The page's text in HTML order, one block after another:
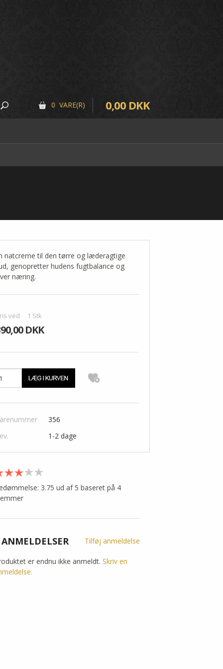
0 VARE(R) 0,00 DKK
natcreme til den tørre og læderagtige
genopretter hudens fugtbalance og
næring.
ved 1 Stk
DKK
356
1-2 dage
3.75 ud af 5 baseret på 4
Tilføj anmeldelse
er endnu ikke anmeldt. Skriv en